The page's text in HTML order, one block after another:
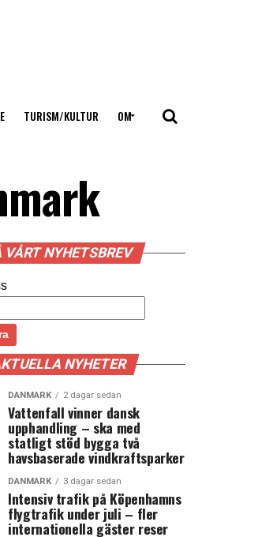
TURISM/KULTUR OM
VÅRT NYHETSBREV
NYHETER
DANMARK 2 dagar sedan
Vattenfall vinner dansk
upphandling – ska med
statligt stöd bygga två
havsbaserade vindkraftsparker
DANMARK 3 dagar sedan
Intensiv trafik på Köpenhamns
flygtrafik under juli – fler
internationella gäster reser